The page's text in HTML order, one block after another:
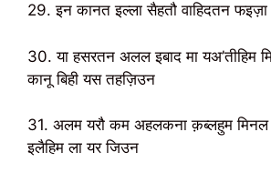
29. इन कानत इल्ला सैहतौ वाहिदतन फइज़ा
30. या हसरतन अलल इबाद मा यअ’तीहिम
कानू बिही यस तहज़िउन
31. अलम यरौ कम अहलकना क़ब्लहुम
इलैहिम ला यर जिउन